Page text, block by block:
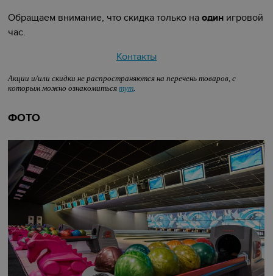
Обращаем внимание, что скидка только наодин игровой
час.
Контакты
Акции и/или скидки не распространяются на перечень товаров, с
которым можно ознакомитьсятут.
ФОТО